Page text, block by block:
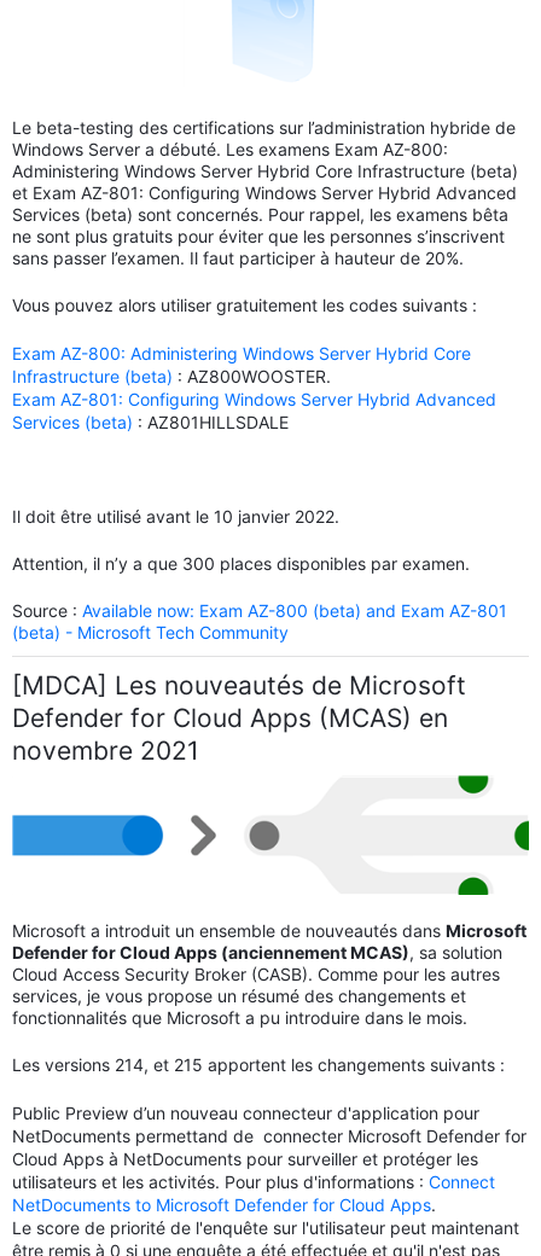
Le beta-testing des certifications sur l’administration hybride de
Windows Server a débuté. Les examens Exam AZ-800:
Administering Windows Server Hybrid Core Infrastructure (beta)
et Exam AZ-801: Configuring Windows Server Hybrid Advanced
Services (beta) sont concernés. Pour rappel, les examens bêta
ne sont plus gratuits pour éviter que les personnes s’inscrivent
sans passer l’examen. Il faut participer à hauteur de 20%.
Vous pouvez alors utiliser gratuitement les codes suivants :
Exam AZ-800: Administering Windows Server Hybrid Core
Infrastructure (beta) : AZ800WOOSTER.
Exam AZ-801: Configuring Windows Server Hybrid Advanced
Services (beta) : AZ801HILLSDALE
Il doit être utilisé avant le 10 janvier 2022.
Attention, il n’y a que 300 places disponibles par examen.
Source : Available now: Exam AZ-800 (beta) and Exam AZ-801
(beta) - Microsoft Tech Community
[MDCA] Les nouveautés de Microsoft
Defender for Cloud Apps (MCAS) en
novembre 2021
Microsoft a introduit un ensemble de nouveautés dans Microsoft
Defender for Cloud Apps (anciennement MCAS), sa solution
Cloud Access Security Broker (CASB). Comme pour les autres
services, je vous propose un résumé des changements et
fonctionnalités que Microsoft a pu introduire dans le mois.
Les versions 214, et 215 apportent les changements suivants :
Public Preview d’un nouveau connecteur d'application pour
NetDocuments permettand de connecter Microsoft Defender for
Cloud Apps à NetDocuments pour surveiller et protéger les
utilisateurs et les activités. Pour plus d'informations : Connect
NetDocuments to Microsoft Defender for Cloud Apps.
Le score de priorité de l'enquête sur l'utilisateur peut maintenant
être remis à 0 si une enquête a été effectuée et qu'il n'est pas